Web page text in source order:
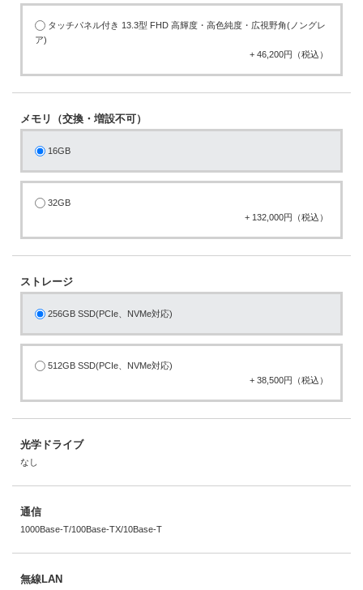
タッチパネル付き 13.3型 FHD 高輝度・高色純度・広視野角(ノングレ
ア)
+ 46,200円（税込）
メモリ（交換・増設不可）
16GB
32GB
+ 132,000円（税込）
ストレージ
256GB SSD(PCIe、NVMe対応)
512GB SSD(PCIe、NVMe対応)
+ 38,500円（税込）
光学ドライブ
なし
通信
1000Base-T/100Base-TX/10Base-T
無線LAN